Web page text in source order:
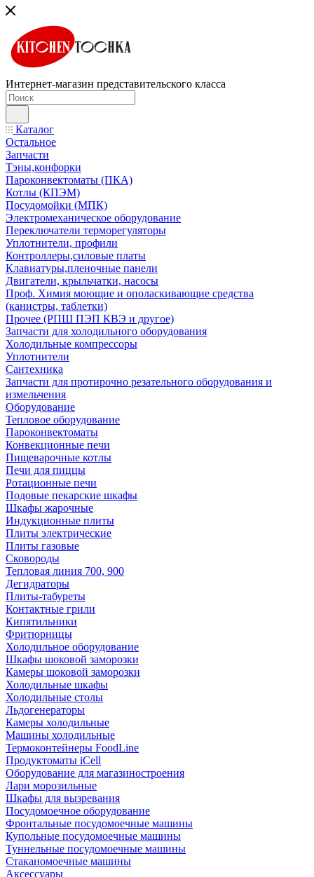
Интернет-магазин представительского класса
Каталог
Остальное
Запчасти
Тэны,конфорки
Пароконвектоматы (ПКА)
Котлы (КПЭМ)
Посудомойки (МПК)
Электромеханическое оборудование
Переключатели терморегуляторы
Уплотнители, профили
Контроллеры,силовые платы
Клавиатуры,пленочные панели
Двигатели, крыльчатки, насосы
Проф. Химия моющие и ополаскивающие средства
(канистры, таблетки)
Прочее (РПШ ПЭП КВЭ и другое)
Запчасти для холодильного оборудования
Холодильные компрессоры
Уплотнители
Сантехника
Запчасти для протирочно резательного оборудования и
измельчения
Оборудование
Тепловое оборудование
Пароконвектоматы
Конвекционные печи
Пищеварочные котлы
Печи для пиццы
Ротационные печи
Подовые пекарские шкафы
Шкафы жарочные
Индукционные плиты
Плиты электрические
Плиты газовые
Сковороды
Тепловая линия 700, 900
Дегидраторы
Плиты-табуреты
Контактные грили
Кипятильники
Фритюрницы
Холодильное оборудование
Шкафы шоковой заморозки
Камеры шоковой заморозки
Холодильные шкафы
Холодильные столы
Льдогенераторы
Камеры холодильные
Машины холодильные
Термоконтейнеры FoodLine
Продуктоматы iCell
Оборудование для магазиностроения
Лари морозильные
Шкафы для вызревания
Посудомоечное оборудование
Фронтальные посудомоечные машины
Купольные посудомоечные машины
Туннельные посудомоечные машины
Стаканомоечные машины
Аксессуары